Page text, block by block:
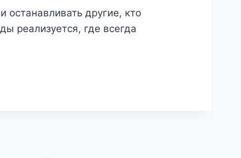
останавливать другие, кто
реализуется, где всегда